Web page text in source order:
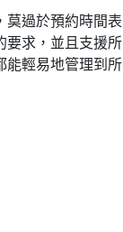
莫過於預約時間
求，並且支援
輕易地管理到